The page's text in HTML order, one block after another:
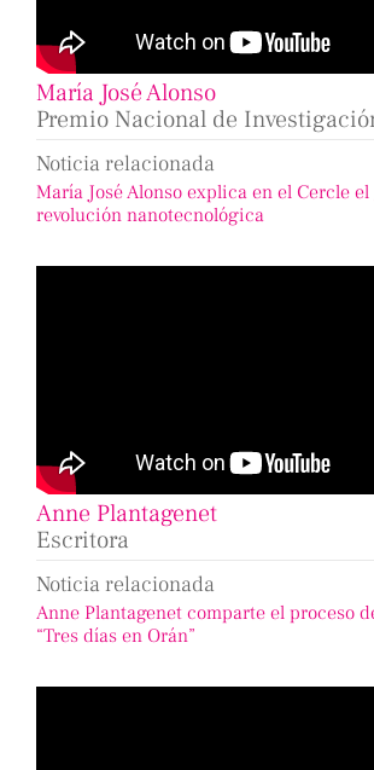
María José Alonso
Premio Nacional de
Noticia relacionada
María José Alonso explica en el Cercle
revolución nanotecnológica
Anne Plantagenet
Escritora
Noticia relacionada
Anne Plantagenet comparte el proceso
“Tres días en Orán”